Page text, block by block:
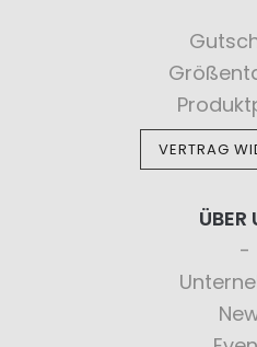
VERTRAG
ÜBER